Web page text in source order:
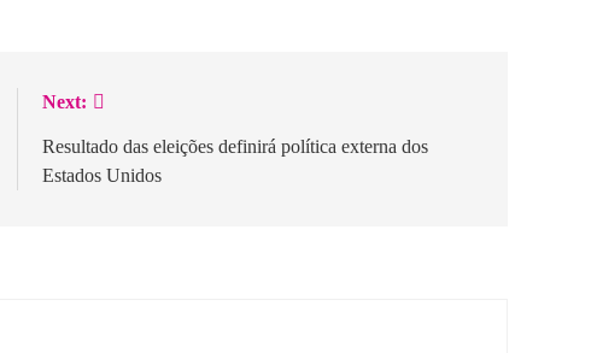
Next:
Resultado das eleições definirá política externa dos
Estados Unidos